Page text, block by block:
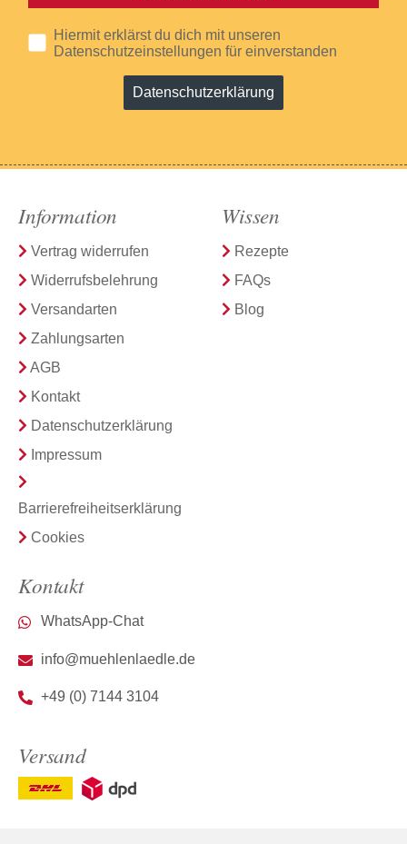
Hiermit erklärst du dich mit unseren
Datenschutzeinstellungen für einverstanden
Datenschutzerklärung
Information
Vertrag widerrufen
Widerrufsbelehrung
Versandarten
Zahlungsarten
AGB
Kontakt
Datenschutzerklärung
Impressum
Barrierefreiheitserklärung
Cookies
Wissen
Rezepte
FAQs
Blog
Kontakt
WhatsApp-Chat
info@muehlenlaedle.de
+49 (0) 7144 3104
Versand